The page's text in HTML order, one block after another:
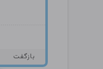
بازگفت